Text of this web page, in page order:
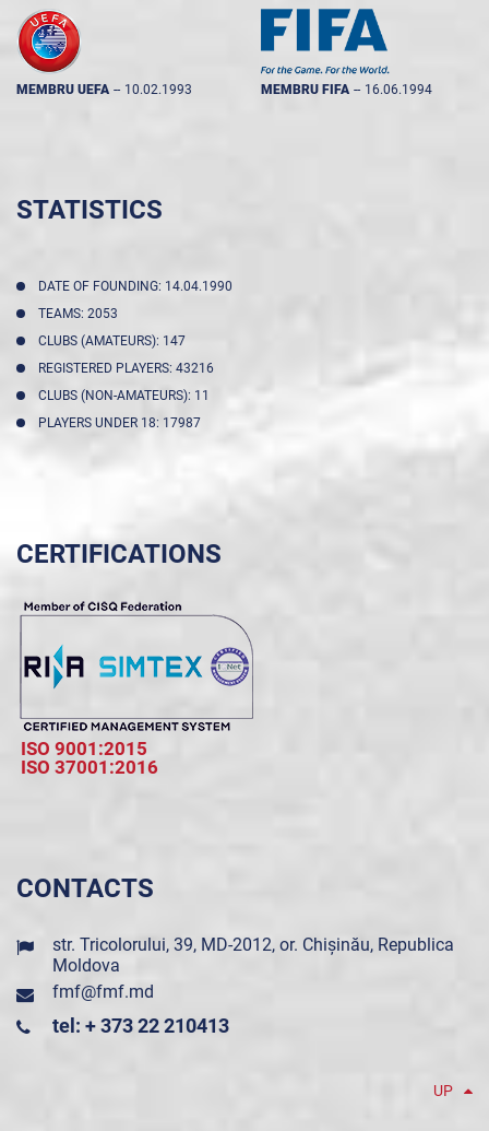
MEMBRU UEFA -- 10.02.1993 MEMBRU FIFA -- 16.06.1994
STATISTICS
DATE OF FOUNDING: 14.04.1990
TEAMS: 2053
CLUBS (AMATEURS): 147
REGISTERED PLAYERS: 43216
CLUBS (NON-AMATEURS): 11
PLAYERS UNDER 18: 17987
CERTIFICATIONS
ISO 9001:2015
ISO 37001:2016
CONTACTS
str. Tricolorului, 39, MD-2012, or. Chișinău, Republica
Moldova
fmf@fmf.md
tel: + 373 22 210413
UP